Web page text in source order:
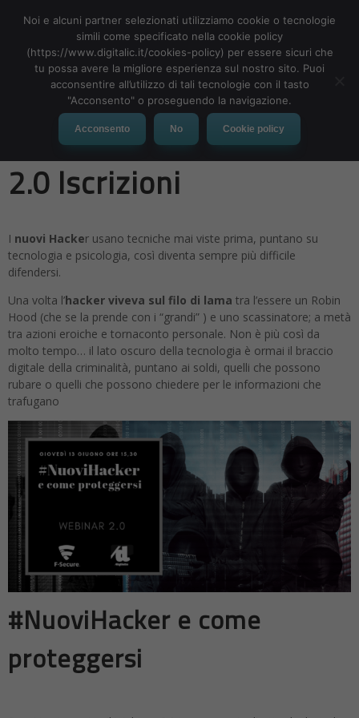
MENU
Nuovi Hacker Webinar
2.0 Iscrizioni
I nuovi Hacker usano tecniche mai viste prima, puntano su
tecnologia e psicologia, così diventa sempre più difficile
difendersi.
Una volta l’hacker viveva sul filo di lama tra l’essere un Robin
Hood (che se la prende con i “grandi” ) e uno scassinatore; a metà
tra azioni eroiche e tornaconto personale. Non è più così da
molto tempo… il lato oscuro della tecnologia è ormai il braccio
digitale della criminalità, puntano ai soldi, quelli che possono
rubare o quelli che possono chiedere per le informazioni che
trafugano
#NuoviHacker e come
proteggersi
Noi e alcuni partner selezionati utilizziamo cookie o tecnologie
simili come specificato nella cookie policy
(https://www.digitalic.it/cookies-policy) per essere sicuri che
tu possa avere la migliore esperienza sul nostro sito. Puoi
acconsentire all’utilizzo di tali tecnologie con il tasto
"Acconsento" o proseguendo la navigazione.
Acconsento No Cookie policy